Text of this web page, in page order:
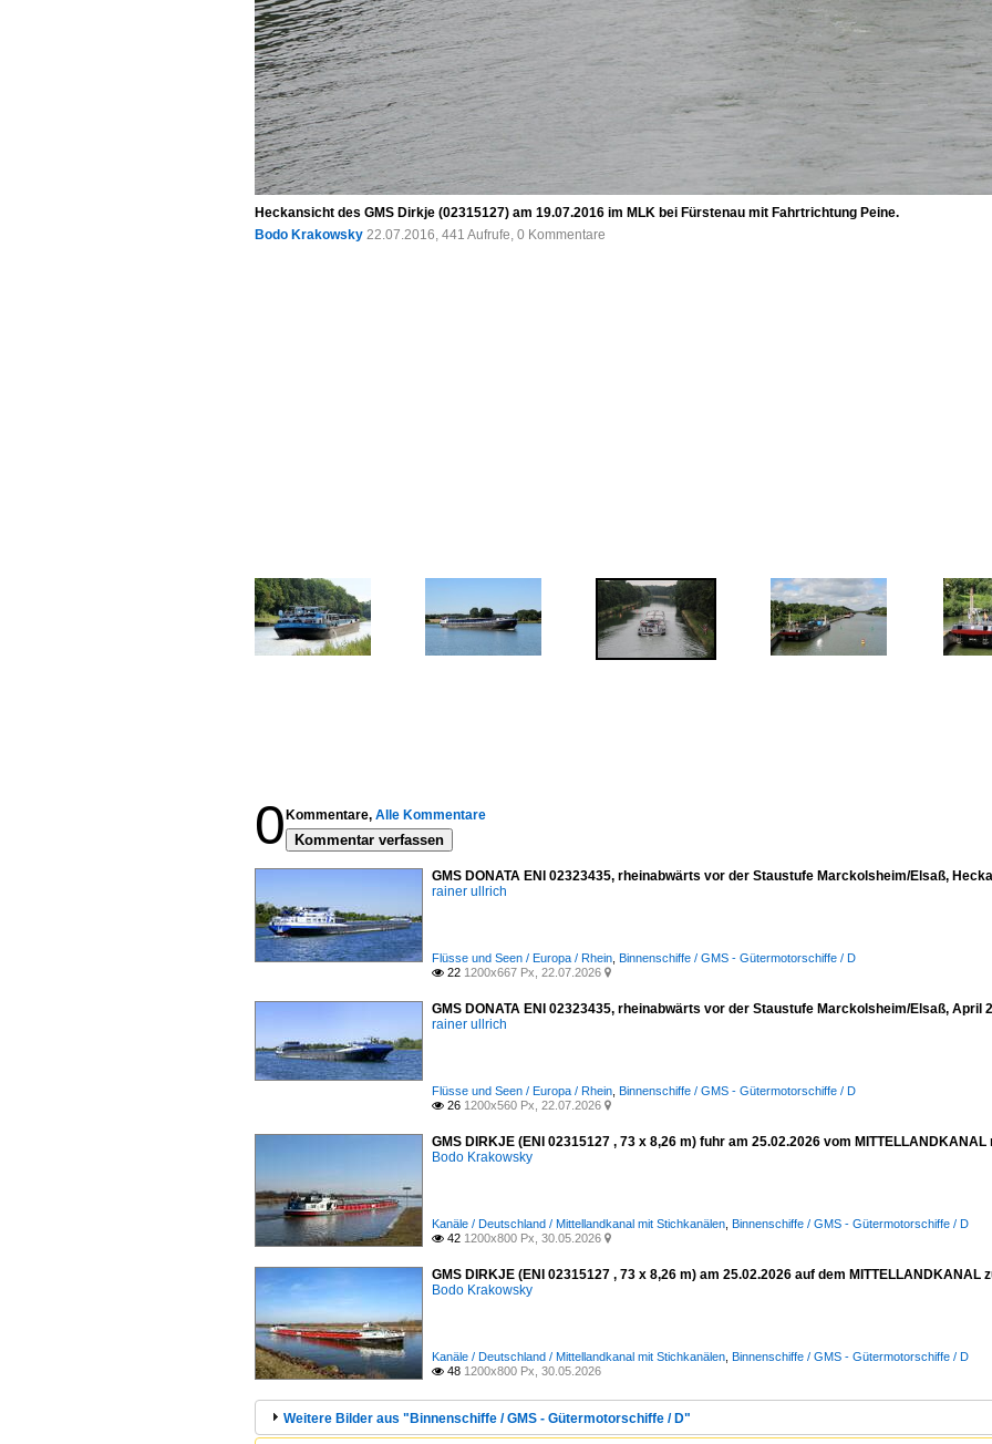
Heckansicht des GMS Dirkje (02315127) am 19.07.2016 im MLK bei Fürstenau mit Fahrtrichtung Peine.
Bodo Krakowsky 22.07.2016, 441 Aufrufe, 0 Kommentare
0 Kommentare, Alle Kommentare
Kommentar verfassen
GMS DONATA ENI 02323435, rheinabwärts vor der Staustufe Marckolsheim/Elsaß,
rainer ullrich
Flüsse und Seen / Europa / Rhein Binnenschiffe / GMS - Gütermotorschiffe / D
 22 1200x667 Px, 22.07.2026 
GMS DONATA ENI 02323435, rheinabwärts vor der Staustufe Marckolsheim/Elsaß, April
rainer ullrich
Flüsse und Seen / Europa / Rhein Binnenschiffe / GMS - Gütermotorschiffe / D
 26 1200x560 Px, 22.07.2026 
GMS DIRKJE (ENI 02315127 , 73 x 8,26 m) fuhr am 25.02.2026 vom
Bodo Krakowsky
Kanäle / Deutschland / Mittellandkanal mit Stichkanälen Binnenschiffe / GMS - Gütermotorschiffe / D
 42 1200x800 Px, 30.05.2026 
GMS DIRKJE (ENI 02315127 , 73 x 8,26 m) am 25.02.2026 auf dem MITTELLANDKANAL
Bodo Krakowsky
Kanäle / Deutschland / Mittellandkanal mit Stichkanälen Binnenschiffe / GMS - Gütermotorschiffe / D
 48 1200x800 Px, 30.05.2026
Weitere Bilder aus "Binnenschiffe / GMS - Gütermotorschiffe / D"